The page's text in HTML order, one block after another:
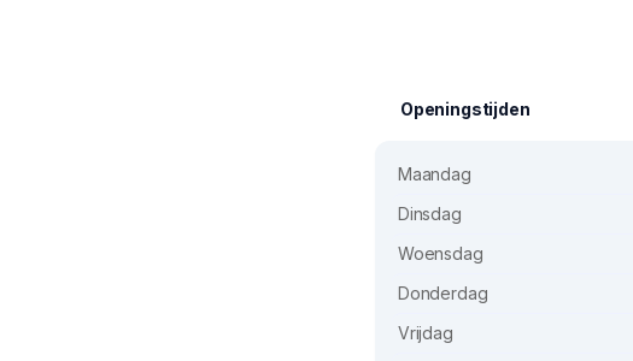
Openingstijden
Maandag
Dinsdag
Woensdag
Donderdag
Vrijdag